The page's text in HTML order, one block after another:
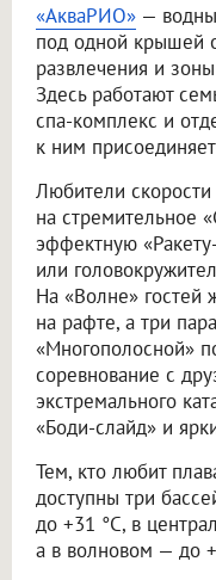
«АкваРИО» —
под одной крышей
развлечения и
Здесь работают
спа-комплекс и
к ним
Любители скорости
на стремительное
эффектную
или
На «Волне» гостей
на рафте, а три
«Многополосной»
соревнование с
экстремального
«Боди-слайд» и
Тем, кто любит
доступны три
до +31 °C, в
а в волновом — до